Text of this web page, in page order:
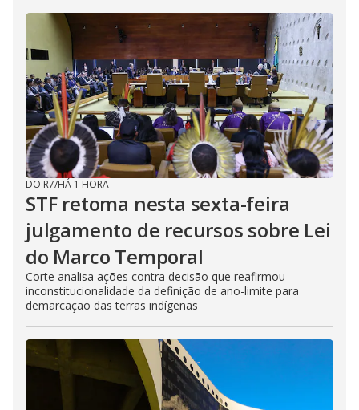
DO R7/HÁ 1 HORA
STF retoma nesta sexta-feira
julgamento de recursos sobre Lei
do Marco Temporal
Corte analisa ações contra decisão que reafirmou
inconstitucionalidade da definição de ano-limite para
demarcação das terras indígenas